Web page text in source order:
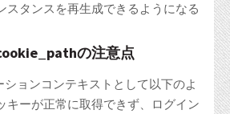
スタンスを再生成できるようになる
の注意点
ションコンテキストとして以下のよ
キーが正常に取得できず、ログイン